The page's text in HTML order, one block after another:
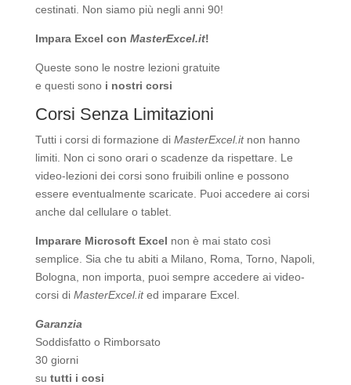
cestinati. Non siamo più negli anni 90!
Impara Excel con MasterExcel.it!
Queste sono le nostre lezioni gratuite
e questi sono i nostri corsi
Corsi Senza Limitazioni
Tutti i corsi di formazione di MasterExcel.itnon hanno
limiti. Non ci sono orari o scadenze da rispettare. Le
video-lezioni dei corsi sono fruibili online e possono
essere eventualmente scaricate. Puoi accedere ai corsi
anche dal cellulare o tablet.
Imparare Microsoft Excel non è mai stato così
semplice. Sia che tu abiti a Milano, Roma, Torno, Napoli,
Bologna, non importa, puoi sempre accedere ai video-
corsi di MasterExcel.ited imparare Excel.
Garanzia
Soddisfatto o Rimborsato
30 giorni
su tutti i cosi